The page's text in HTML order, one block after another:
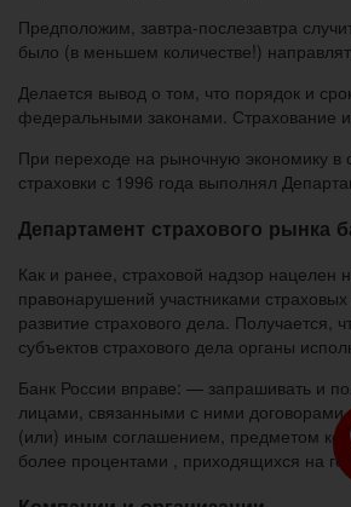
Предположим, завтра-послезавтра
было (в меньшем количестве!)
Делается вывод о том, что порядок и
федеральными законами. Страхование
При переходе на рыночную экономику в
страховки с 1996 года выполнял
Департамент страхового рынка
Как и ранее, страховой надзор нацелен
правонарушений участниками
развитие страхового дела. Получается,
субъектов страхового дела органы
Банк России вправе: — запрашивать и
лицами, связанными с ними договорами
(или) иным соглашением, предметом
более процентами , приходящихся на